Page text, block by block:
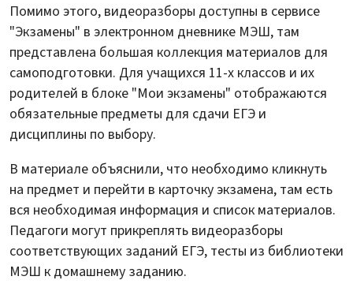
Помимо этого, видеоразборы доступны в сервисе
"Экзамены" в электронном дневнике МЭШ, там
представлена большая коллекция материалов для
самоподготовки. Для учащихся 11-х классов и их
родителей в блоке "Мои экзамены" отображаются
обязательные предметы для сдачи ЕГЭ и
дисциплины по выбору.
В материале объяснили, что необходимо кликнуть
на предмет и перейти в карточку экзамена, там есть
вся необходимая информация и список материалов.
Педагоги могут прикреплять видеоразборы
соответствующих заданий ЕГЭ, тесты из библиотеки
МЭШ к домашнему заданию.